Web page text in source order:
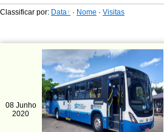
Classificar por: Data · Nome · Visitas
08 Junho
2020